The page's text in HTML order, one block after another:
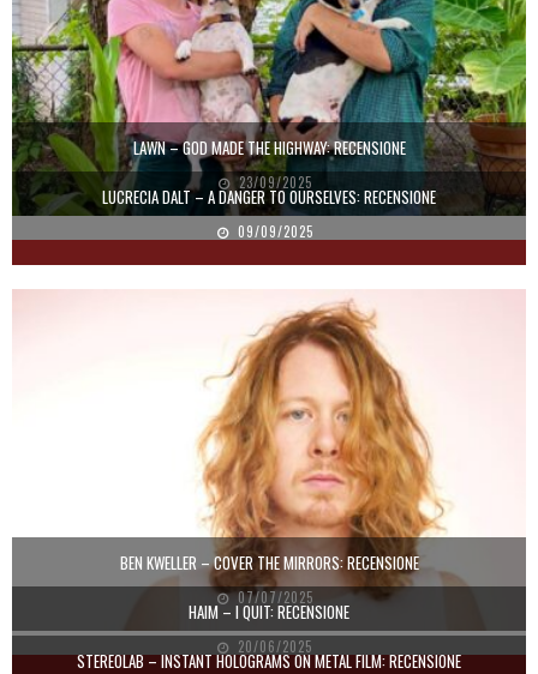
LAWN – GOD MADE THE HIGHWAY: RECENSIONE
23/09/2025
LUCRECIA DALT – A DANGER TO OURSELVES: RECENSIONE
09/09/2025
BEN KWELLER – COVER THE MIRRORS: RECENSIONE
07/07/2025
HAIM – I QUIT: RECENSIONE
20/06/2025
STEREOLAB – INSTANT HOLOGRAMS ON METAL FILM: RECENSIONE